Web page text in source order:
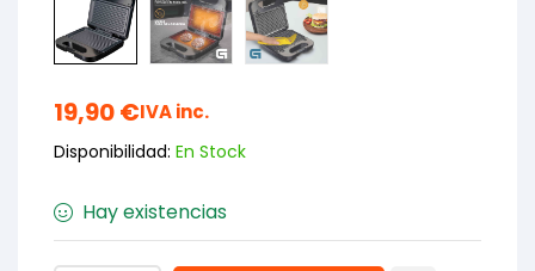
19,90€IVA inc.
Disponibilidad: En Stock
Hay existencias